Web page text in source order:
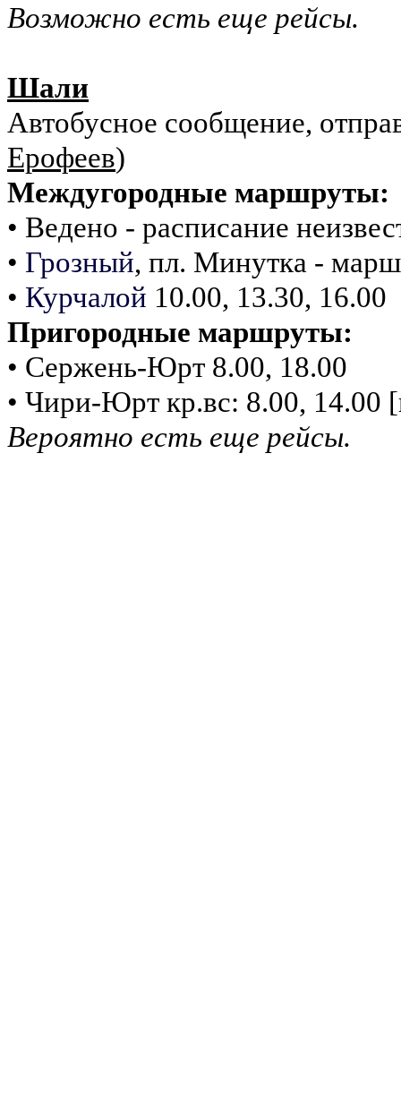
Возможно есть еще рейсы.
Шали
Автобусное сообщение,
Ерофеев)
Междугородные маршруты:
• Ведено - расписание
• Грозный, пл. Минутка -
• Курчалой 10.00, 13.30, 16.00
Пригородные маршруты:
• Сержень-Юрт 8.00, 18.00
• Чири-Юрт кр.вс: 8.00, 14.00
Вероятно есть еще рейсы.